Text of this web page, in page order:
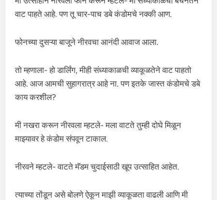
वाट पाहते आहे. पण तू चार-पाच डबे कंडोमचे नक्की आण.
फोनच्या दुसऱ्या बाजूने नीरवचा आनंदी आवाज आला.
तो म्हणाला- हो डार्लिंग, मीही संध्याकाळची व्याकूळतेने वाट पाहतो
आहे. आज आमची सुहागरात्र आहे ना. पण इतके जास्त कंडोमचे डबे
काय करशील?
मी नखरा करून नीरवला म्हटले- मला वाटते तुम्ही दोघे मिळून
माझ्यावर हे कंडोम संपवून टाकाल.
नीरवने म्हटले- वाटते मॅडम चुदाईसाठी खूप उत्साहित आहेत.
त्याच्या तोंडून असे बोलणे ऐकून माझी व्याकूळता वाढली आणि मी